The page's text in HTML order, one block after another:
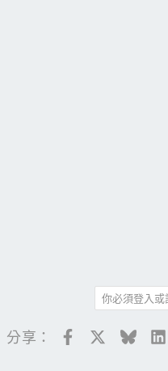
你必須登入或
分享： Facebook